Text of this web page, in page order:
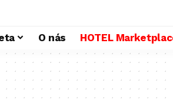
O nás HOTEL